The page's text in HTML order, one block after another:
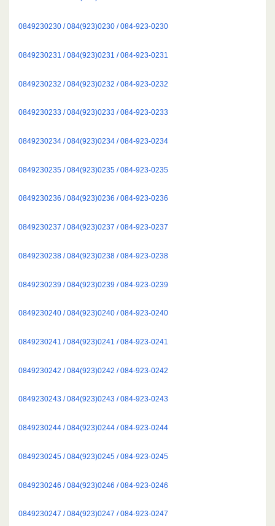
0849230230 / 084(923)0230 / 084-923-0230
0849230231 / 084(923)0231 / 084-923-0231
0849230232 / 084(923)0232 / 084-923-0232
0849230233 / 084(923)0233 / 084-923-0233
0849230234 / 084(923)0234 / 084-923-0234
0849230235 / 084(923)0235 / 084-923-0235
0849230236 / 084(923)0236 / 084-923-0236
0849230237 / 084(923)0237 / 084-923-0237
0849230238 / 084(923)0238 / 084-923-0238
0849230239 / 084(923)0239 / 084-923-0239
0849230240 / 084(923)0240 / 084-923-0240
0849230241 / 084(923)0241 / 084-923-0241
0849230242 / 084(923)0242 / 084-923-0242
0849230243 / 084(923)0243 / 084-923-0243
0849230244 / 084(923)0244 / 084-923-0244
0849230245 / 084(923)0245 / 084-923-0245
0849230246 / 084(923)0246 / 084-923-0246
0849230247 / 084(923)0247 / 084-923-0247